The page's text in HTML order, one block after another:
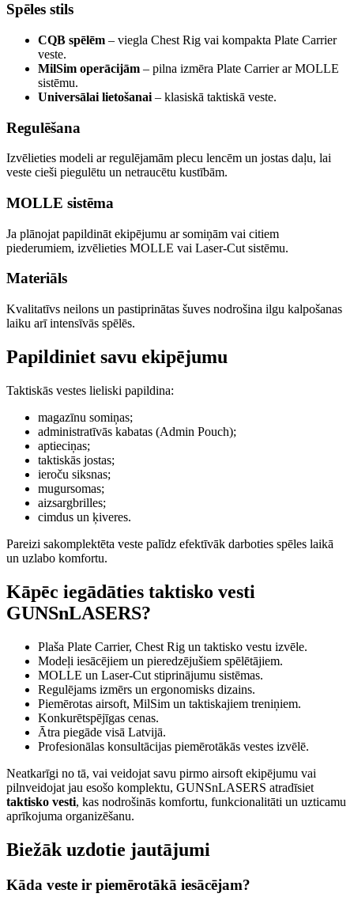
Spēles stils
CQB spēlēm – viegla Chest Rig vai kompakta Plate Carrier
veste.
MilSim operācijām – pilna izmēra Plate Carrier ar MOLLE
sistēmu.
Universālai lietošanai – klasiskā taktiskā veste.
Regulēšana
Izvēlieties modeli ar regulējamām plecu lencēm un jostas daļu, lai
veste cieši piegulētu un netraucētu kustībām.
MOLLE sistēma
Ja plānojat papildināt ekipējumu ar somiņām vai citiem
piederumiem, izvēlieties MOLLE vai Laser-Cut sistēmu.
Materiāls
Kvalitatīvs neilons un pastiprinātas šuves nodrošina ilgu kalpošanas
laiku arī intensīvās spēlēs.
Papildiniet savu ekipējumu
Taktiskās vestes lieliski papildina:
magazīnu somiņas;
administratīvās kabatas (Admin Pouch);
aptieciņas;
taktiskās jostas;
ieroču siksnas;
mugursomas;
aizsargbrilles;
cimdus un ķiveres.
Pareizi sakomplektēta veste palīdz efektīvāk darboties spēles laikā
un uzlabo komfortu.
Kāpēc iegādāties taktisko vesti
GUNSnLASERS?
Plaša Plate Carrier, Chest Rig un taktisko vestu izvēle.
Modeļi iesācējiem un pieredzējušiem spēlētājiem.
MOLLE un Laser-Cut stiprinājumu sistēmas.
Regulējams izmērs un ergonomisks dizains.
Piemērotas airsoft, MilSim un taktiskajiem treniņiem.
Konkurētspējīgas cenas.
Ātra piegāde visā Latvijā.
Profesionālas konsultācijas piemērotākās vestes izvēlē.
Neatkarīgi no tā, vai veidojat savu pirmo airsoft ekipējumu vai
pilnveidojat jau esošo komplektu, GUNSnLASERS atradīsiet
taktisko vesti, kas nodrošinās komfortu, funkcionalitāti un uzticamu
aprīkojuma organizēšanu.
Biežāk uzdotie jautājumi
Kāda veste ir piemērotākā iesācējam?